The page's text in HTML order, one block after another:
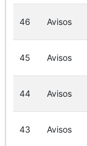
46 Avisos
45 Avisos
44 Avisos
43 Avisos